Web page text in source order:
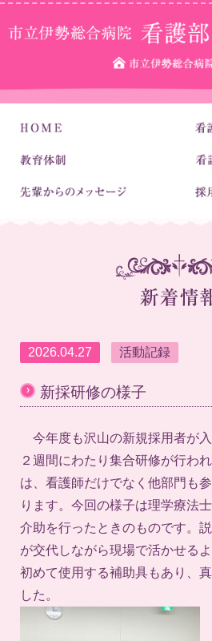
2026.04.27 活動記録
› 新採研修の様子
今年度も沢山の新規採用者が
２週間にわたり集合研修が行わ
は、看護師だけでなく他部門も
ります。今回の様子は理学療法
介助を行ったときのものです。
が交代しながら現場で活かせる
初めて使用する補助具もあり、
した。